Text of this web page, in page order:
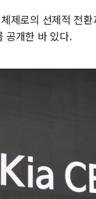
제로의 선제적 전
공개한 바 있다.